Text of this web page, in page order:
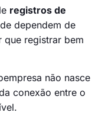
registros de
dependem de
que registrar bem
não nasce
conexão entre o